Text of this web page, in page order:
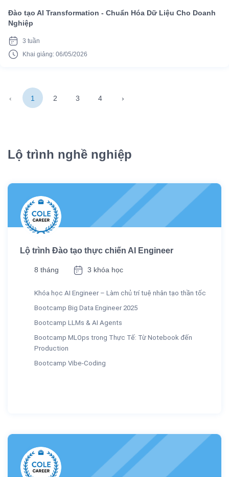
Đào tạo AI Transformation - Chuẩn Hóa Dữ Liệu Cho Doanh
Nghiệp
3 tuần
Khai giảng: 06/05/2026
‹ 1 2 3 4 ›
Lộ trình nghề nghiệp
Lộ trình Đào tạo thực chiến AI Engineer
8 tháng 3 khóa học
Khóa học AI Engineer – Làm chủ trí tuệ nhân tạo thần tốc
Bootcamp Big Data Engineer 2025
Bootcamp LLMs & AI Agents
Bootcamp MLOps trong Thực Tế: Từ Notebook đến
Production
Bootcamp Vibe-Coding